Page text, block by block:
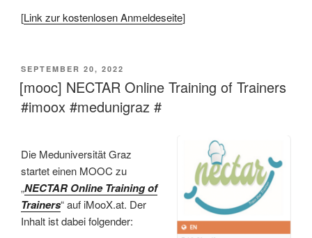
[Link zur kostenlosen Anmeldeseite]
VERÖFFENTLICHT
AM
SEPTEMBER 20, 2022
[mooc] NECTAR Online Training of Trainers
#imoox #medunigraz #
Die Meduniversität Graz
startet einen MOOC zu
„NECTAR Online Training of
Trainers“ auf iMooX.at. Der
Inhalt ist dabei folgender: